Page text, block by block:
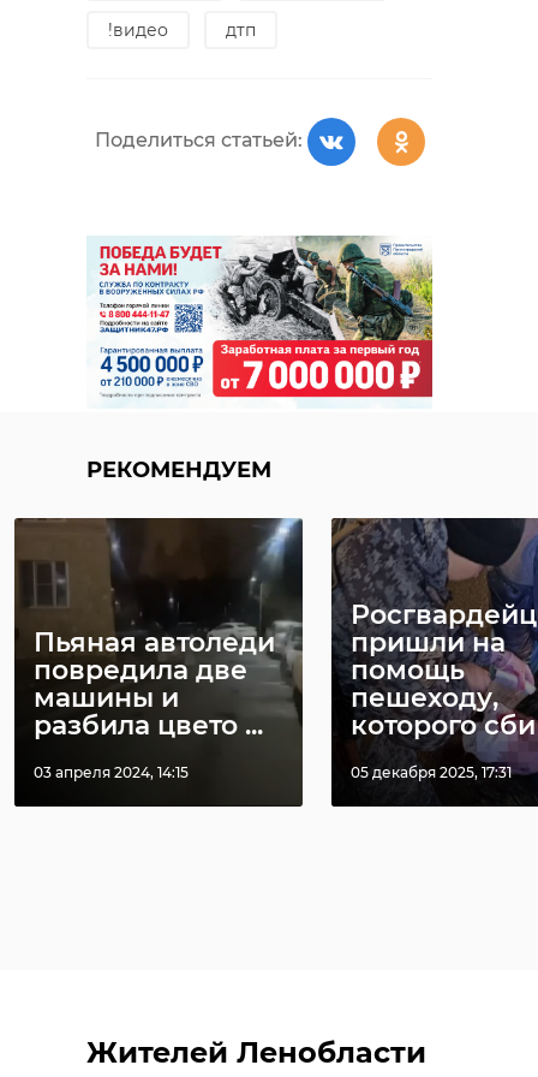
!видео дтп
Поделиться статьей:
РЕКОМЕНДУЕМ
Пьяная автоледи
повредила две
машины и
разбила цвето ...
03 апреля 2024, 14:15
пришли на
помощь
пешеходу,
которого сби
05 декабря 2025, 17:31
Жителей Ленобласти